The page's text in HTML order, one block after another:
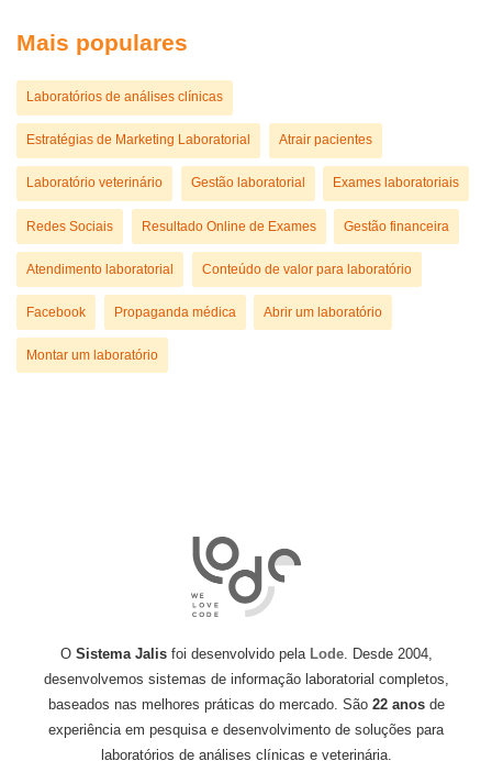
Mais populares
Laboratórios de análises clínicas
Estratégias de Marketing Laboratorial Atrair pacientes
Laboratório veterinário Gestão laboratorial Exames laboratoriais
Redes Sociais Resultado Online de Exames Gestão financeira
Atendimento laboratorial Conteúdo de valor para laboratório
Facebook Propaganda médica Abrir um laboratório
Montar um laboratório
O Sistema Jalisfoi desenvolvido pela Lode. Desde 2004,
desenvolvemos sistemas de informação laboratorial completos,
baseados nas melhores práticas do mercado. São 22 anosde
experiência em pesquisa e desenvolvimento de soluções para
laboratórios de análises clínicas e veterinária.